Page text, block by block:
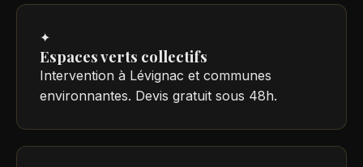
✦
Espaces verts collectifs
Intervention à Lévignac et communes
environnantes. Devis gratuit sous 48h.